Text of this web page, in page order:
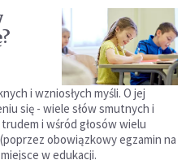
i wzniosłych myśli. O jej
się - wiele słów smutnych i
i wśród głosów wielu
obowiązkowy egzamin na
w edukacji.